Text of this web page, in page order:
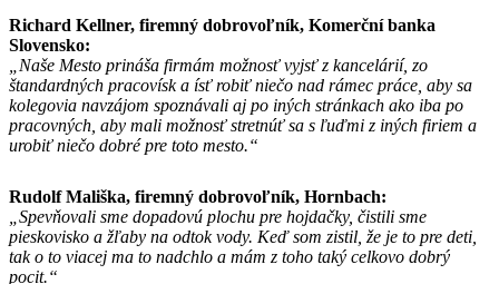
Richard Kellner, firemný dobrovoľník, Komerční banka
Slovensko:
„Naše Mesto prináša firmám možnosť vyjsť z kancelárií, zo
štandardných pracovísk a ísť robiť niečo nad rámec práce, aby sa
kolegovia navzájom spoznávali aj po iných stránkach ako iba po
pracovných, aby mali možnosť stretnúť sa s ľuďmi z iných firiem a
urobiť niečo dobré pre toto mesto.“
Rudolf Mališka, firemný dobrovoľník, Hornbach:
„Spevňovali sme dopadovú plochu pre hojdačky, čistili sme
pieskovisko a žľaby na odtok vody. Keď som zistil, že je to pre deti,
tak o to viacej ma to nadchlo a mám z toho taký celkovo dobrý
pocit.“